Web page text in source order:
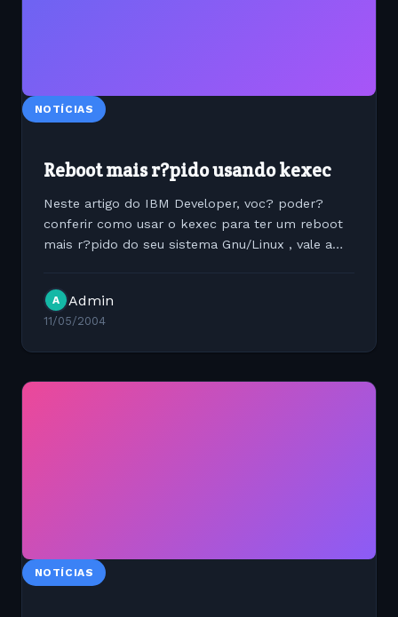
NOTÍCIAS
Reboot mais r?pido usando kexec
Neste artigo do IBM Developer, voc? poder?
conferir como usar o kexec para ter um reboot
mais r?pido do seu sistema Gnu/Linux , vale a
A Admin
11/05/2004
NOTÍCIAS